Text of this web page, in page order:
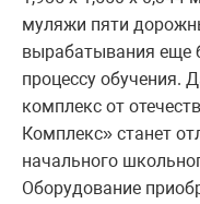
муляжи пяти
вырабатывания еще
процессу обучения.
комплекс от
Комплекс» станет
начального
Оборудование